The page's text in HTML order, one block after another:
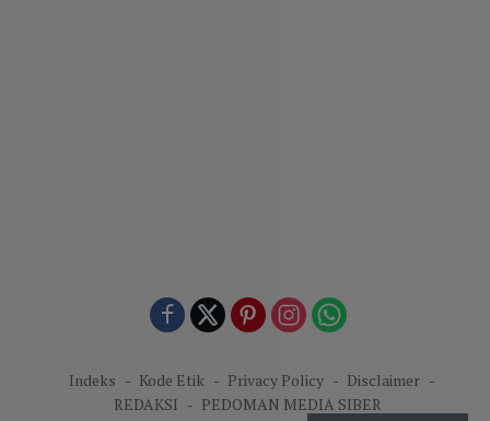
Indeks Kode Etik Privacy Policy
Disclaimer
REDAKSI
PEDOMAN MEDIA SIBER